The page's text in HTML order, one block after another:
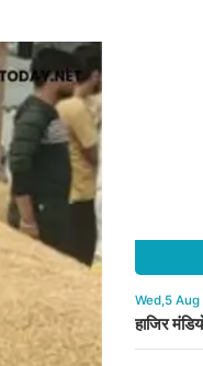
Wed,5 Aug
हाजिर